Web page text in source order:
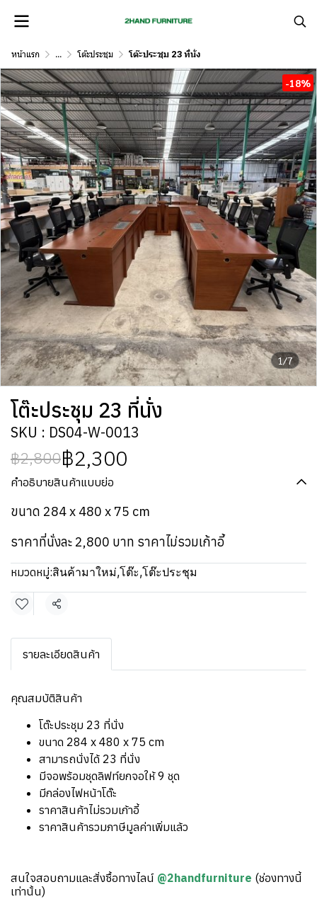
หน้าแรก ... โต๊ะประชุม โต๊ะประชุม 23 ที่นั่ง
1/7
-18%
โต๊ะประชุม 23 ที่นั่ง
SKU : DS04-W-0013
฿2,800฿2,300
คำอธิบายสินค้าแบบย่อ
ขนาด 284 x 480 x 75 cm
ราคาที่นั่งละ 2,800 บาท ราคาไม่รวมเก้าอี้
หมวดหมู่:สินค้ามาใหม่,โต๊ะ,โต๊ะประชุม
แชร์
รายละเอียดสินค้า
คุณสมบัติสินค้า
โต๊ะประชุม 23 ที่นั่ง
ขนาด 284 x 480 x 75 cm
สามารถนั่งได้ 23 ที่นั่ง
มีจอพร้อมชุดลิฟท์ยกจอให้ 9 ชุด
มีกล่องไฟหน้าโต๊ะ
ราคาสินค้าไม่รวมเก้าอี้
ราคาสินค้ารวมภาษีมูลค่าเพิ่มแล้ว
สนใจสอบถามและสั่งซื้อทางไลน์ @2handfurniture (ช่องทางนี้
เท่านั้น)